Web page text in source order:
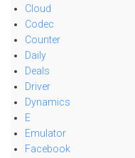
Cloud
Codec
Counter
Daily
Deals
Driver
Dynamics
E
Emulator
Facebook